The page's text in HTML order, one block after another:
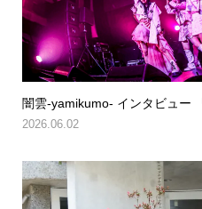
闇雲-yamikumo- インタビュー
2026.06.02